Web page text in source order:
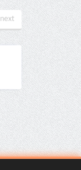
next